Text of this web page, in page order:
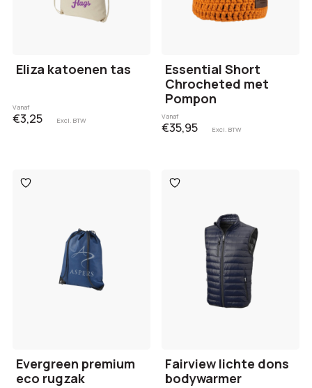
Eliza katoenen tas
Vanaf
€3,25 Excl. BTW
Essential Short
Chrocheted met
Pompon
Vanaf
€35,95 Excl. BTW
Toevoegen
aan
Evergreen premium
eco rugzak
Toevoegen
aan
Fairview lichte dons
bodywarmer